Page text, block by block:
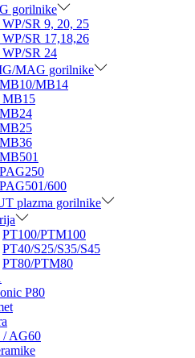
gorilnike
WP/SR 9, 20, 25
WP/SR 17,18,26
WP/SR 24
MAG gorilnike
MB14
MB15
600
plazma gorilnike
PT100/PTM100
PT40/S25/S35/S45
PT80/PTM80
P80
/ AG60